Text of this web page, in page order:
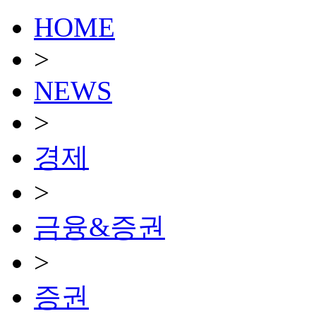
HOME
>
NEWS
>
경제
>
금융&증권
>
증권